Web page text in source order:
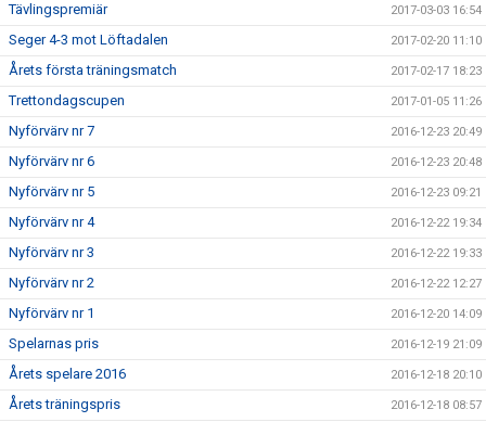
Tävlingspremiär 2017-03-03 16:54
Seger 4-3 mot Löftadalen 2017-02-20 11:10
Årets första träningsmatch 2017-02-17 18:23
Trettondagscupen 2017-01-05 11:26
Nyförvärv nr 7 2016-12-23 20:49
Nyförvärv nr 6 2016-12-23 20:48
Nyförvärv nr 5 2016-12-23 09:21
Nyförvärv nr 4 2016-12-22 19:34
Nyförvärv nr 3 2016-12-22 19:33
Nyförvärv nr 2 2016-12-22 12:27
Nyförvärv nr 1 2016-12-20 14:09
Spelarnas pris 2016-12-19 21:09
Årets spelare 2016 2016-12-18 20:10
Årets träningspris 2016-12-18 08:57